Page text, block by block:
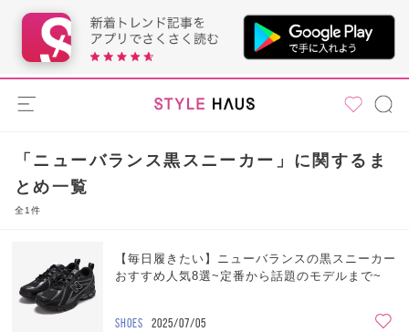
「ニューバランス黒スニーカー」に関するま
とめ一覧
全1件
【毎日履きたい】ニューバランスの黒スニーカー
おすすめ人気8選~定番から話題のモデルまで~
SHOES 2025/07/05